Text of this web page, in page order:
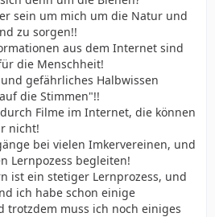
sein um mich um die Natur und
zu sorgen!!
aus dem Internet sind
die Menschheit!
gefährliches Halbwissen
die Stimmen"!!
Filme im Internet, die können
nicht!
bei vielen Imkervereinen, und
Lernpozess begleiten!
ist ein stetiger Lernprozess, und
ich habe schon einige
trotzdem muss ich noch einiges